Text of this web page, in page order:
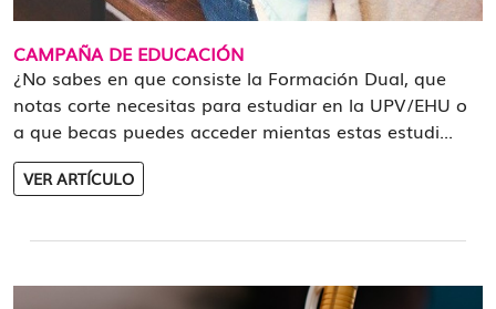
CAMPAÑA DE EDUCACIÓN
¿No sabes en que consiste la Formación Dual, que
notas corte necesitas para estudiar en la UPV/EHU o
a que becas puedes acceder mientas estas estudi...
VER ARTÍCULO